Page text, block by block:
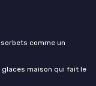
comme un
glaces maison qui fait le